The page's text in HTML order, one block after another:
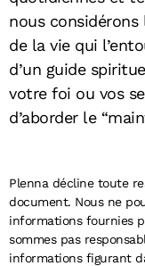
nous
de la vie qui
d’un guide
votre foi ou vos
d’aborder le
Plenna décline toute
document. Nous ne
informations fournies
sommes pas
informations figurant